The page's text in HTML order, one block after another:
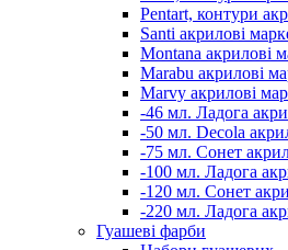
Pentart, контури
Santi акрилові
Montana акрилові
Marabu акрилові
Marvy акрилові
-46 мл. Ладога
-50 мл. Decola
-75 мл. Сонет
-100 мл. Ладога
-120 мл. Сонет
-220 мл. Ладога
Гуашеві фарби